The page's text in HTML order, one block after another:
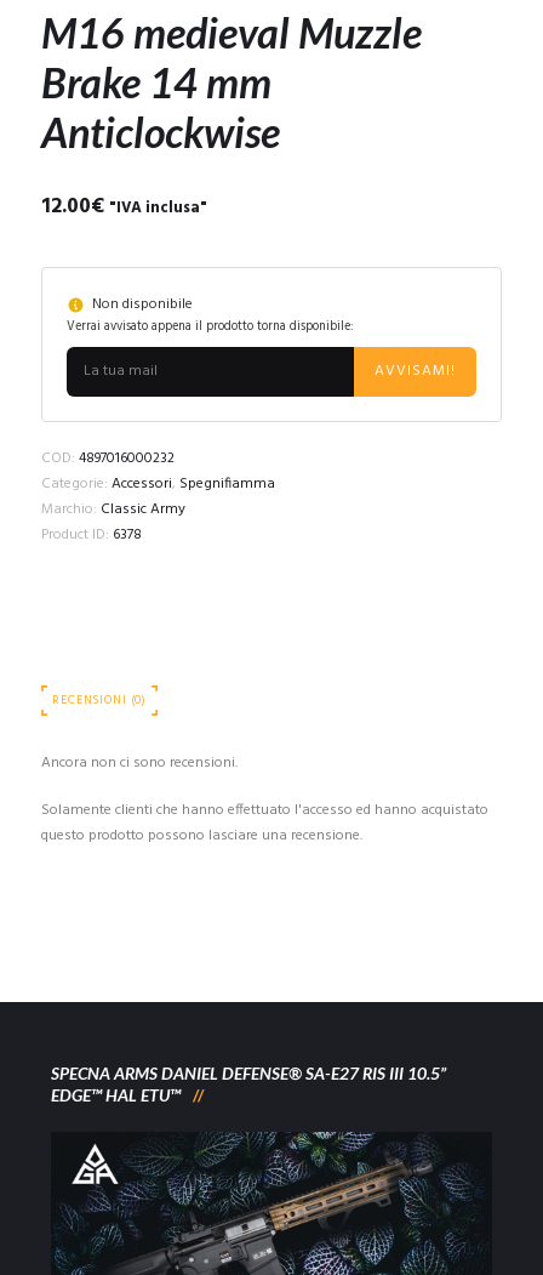
M16 medieval Muzzle
Brake 14 mm
Anticlockwise
12.00€ "IVA inclusa"
Non disponibile
Verrai avvisato appena il prodotto torna disponibile:
AVVISAMI!
COD: 4897016000232
Categorie: Accessori, Spegnifiamma
Marchio: Classic Army
Product ID: 6378
RECENSIONI (0)
Ancora non ci sono recensioni.
Solamente clienti che hanno effettuato l'accesso ed hanno acquistato
questo prodotto possono lasciare una recensione.
SPECNA ARMS DANIEL DEFENSE® SA-E27 RIS III 10.5”
EDGE™ HAL ETU™